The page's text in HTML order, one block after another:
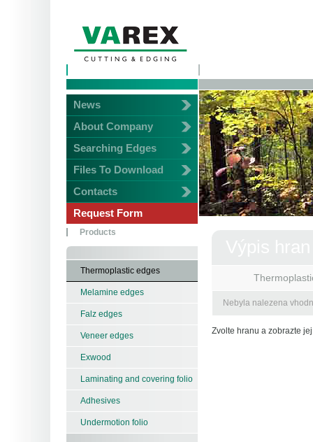
News
About Company
Searching Edges
Files To Download
Contacts
Request Form
Products
Thermoplastic edges
Melamine edges
Falz edges
Veneer edges
Exwood
Laminating and covering folio
Adhesives
Undermotion folio
Nebyla nalezena
Zvolte hranu a zobrazte